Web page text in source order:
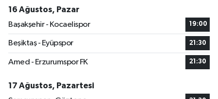
16 Ağustos, Pazar
Başakşehir - Kocaelispor
19:00
Beşiktaş - Eyüpspor 21:30
Amed - Erzurumspor FK 21:30
17 Ağustos, Pazartesi